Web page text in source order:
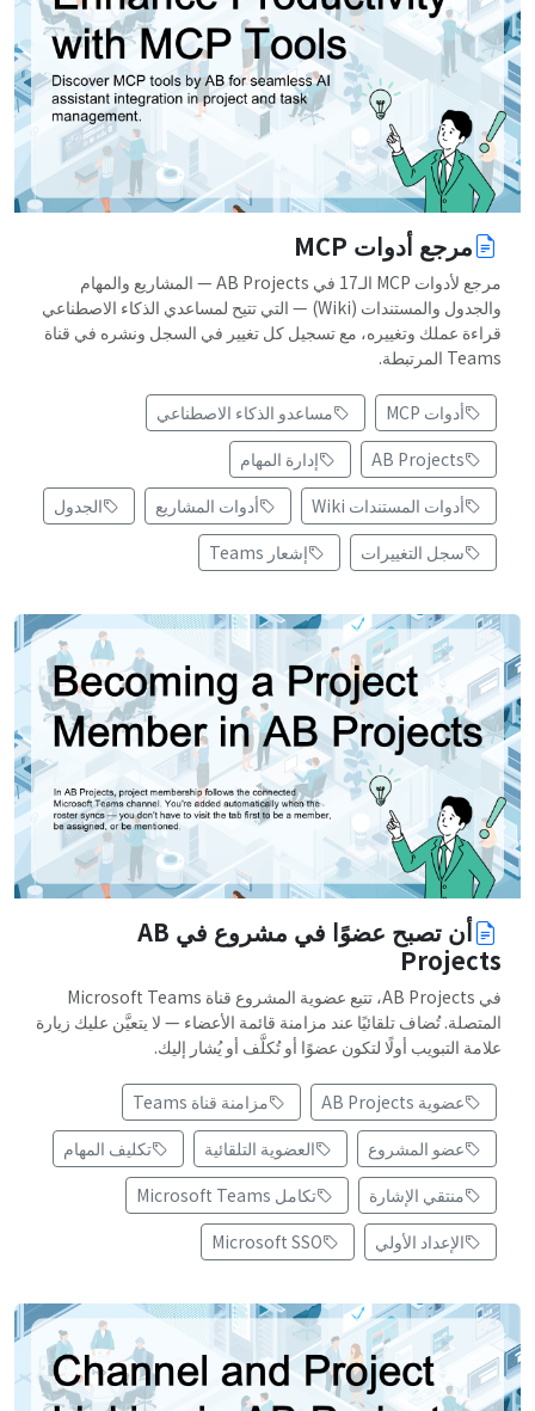
مرجع أدوات MCP
مرجع لأدوات MCP الـ17 في AB Projects — المشاريع والمهام
والجدول والمستندات (Wiki) — التي تتيح لمساعدي الذكاء الاصطناعي
قراءة عملك وتغييره، مع تسجيل كل تغيير في السجل ونشره في قناة
Teams المرتبطة.
أدوات MCP
مساعدو الذكاء الاصطناعي
AB Projects
إدارة المهام
أدوات المستندات Wiki
أدوات المشاريع
الجدول
سجل التغييرات
إشعار Teams
أن تصبح عضوًا في مشروع في AB
Projects
في AB Projects، تتبع عضوية المشروع قناة Microsoft Teams
المتصلة. تُضاف تلقائيًا عند مزامنة قائمة الأعضاء — لا يتعيَّن عليك زيارة
علامة التبويب أولًا لتكون عضوًا أو تُكلَّف أو يُشار إليك.
عضوية AB Projects
مزامنة قناة Teams
عضو المشروع
العضوية التلقائية
تكليف المهام
منتقي الإشارة
تكامل Microsoft Teams
الإعداد الأولي
Microsoft SSO